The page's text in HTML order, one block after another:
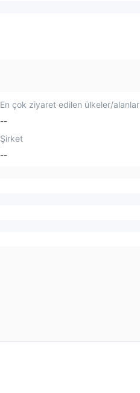
En çok ziyaret edilen ülkeler/alanlar
--
Şirket
--